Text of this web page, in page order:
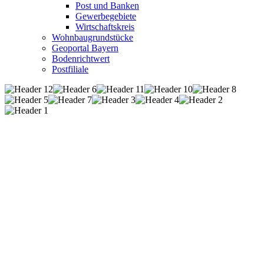
Post und Banken
Gewerbegebiete
Wirtschaftskreis
Wohnbaugrundstücke
Geoportal Bayern
Bodenrichtwert
Postfiliale